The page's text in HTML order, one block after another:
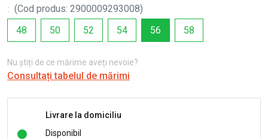
: (Cod produs: 2900009293008)
48
50 52 54 56 58
Nu știți de ce mărime aveți nevoie?
Consultați tabelul de mărimi
Livrare la domiciliu
Disponibil